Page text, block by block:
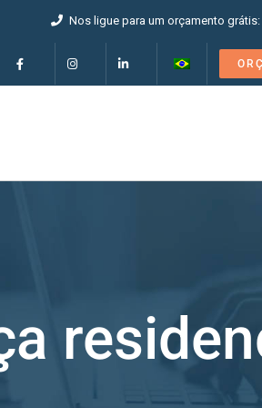
Nos ligue para um orçamento grátis: